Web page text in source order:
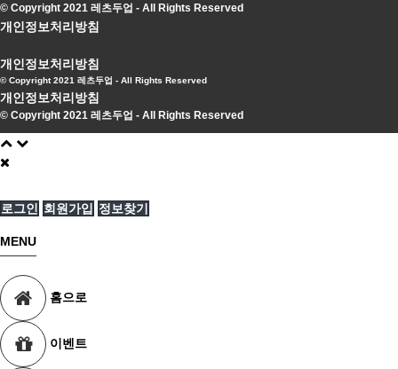
© Copyright 2021 레츠두업 - All Rights Reserved
개인정보처리방침
개인정보처리방침
© Copyright 2021 레츠두업 - All Rights Reserved
개인정보처리방침
© Copyright 2021 레츠두업 - All Rights Reserved
로그인 회원가입 정보찾기
MENU
홈으로
이벤트